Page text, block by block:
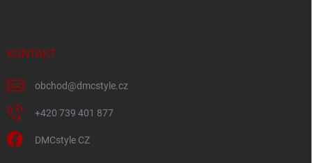
KONTAKT
obchod@dmcstyle.cz
+420 739 401 877
DMCstyle CZ